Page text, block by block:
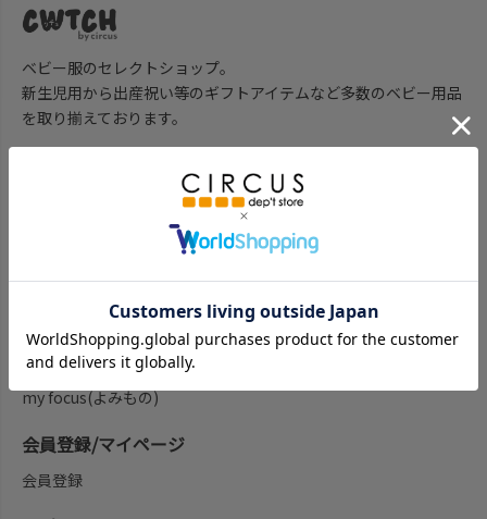
ベビー服のセレクトショップ。
新生児用から出産祝い等のギフトアイテムなど多数のベビー用品
を取り揃えております。
子供服をブランド一覧から探す
子供服をアイテム一覧から探す
予約
セール
my focus(よみもの)
会員登録/マイページ
会員登録